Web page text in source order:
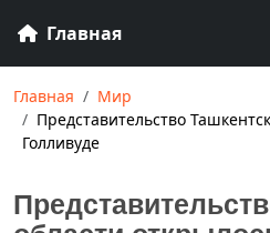
Главная
Главная
Мир
Представительство
Голливуде